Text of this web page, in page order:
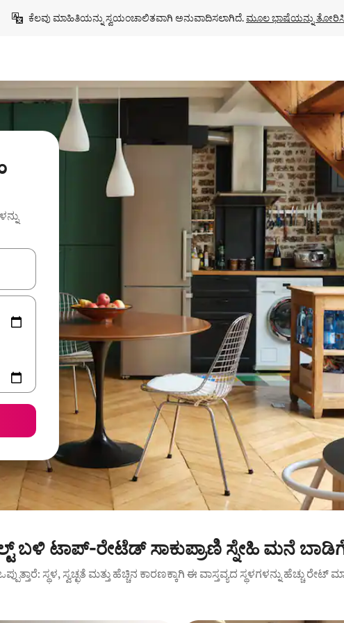
ಕೆಲವು ಮಾಹಿತಿಯನ್ನು ಸ್ವಯಂಚಾಲಿತವಾಗಿ ಅನುವಾದಿಸಲಾಗಿದೆ. ಮೂಲ ಭಾಷೆಯನ್ನು
ನ್ಯಾವಿಗೇಟ್ ಮಾಡಿ ಅಥವಾ ಸ್ಪರ್ಶ ಅಥವಾ ಸ್ವೈಪ್ ಗೆಸ್ಚರ್‌ಗಳ ಮೂಲಕ ಅನ್ವೇಷಿಸಿ.
ಬಳಿ ಟಾಪ್-ರೇಟೆಡ್ ಸಾಕುಪ್ರಾಣಿ ಸ್ನೇಹಿ ಮನೆ
ಸ್ಥಳ, ಸ್ವಚ್ಛತೆ ಮತ್ತು ಹೆಚ್ಚಿನ ಕಾರಣಕ್ಕಾಗಿ ಈ ವಾಸ್ತವ್ಯದ ಸ್ಥಳಗಳನ್ನು ಹೆಚ್ಚು ರೇಟ್